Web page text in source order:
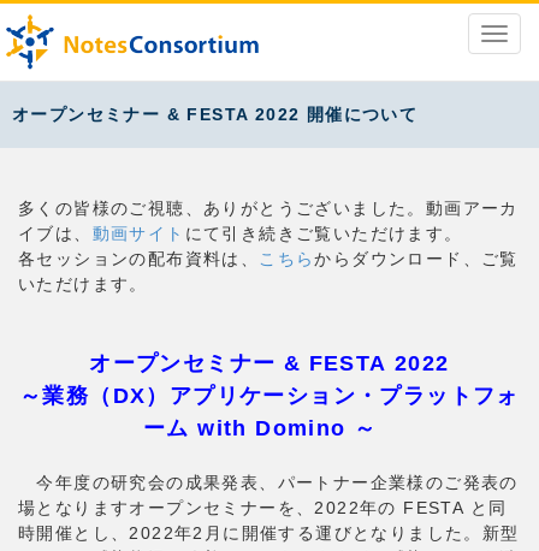
オープンセミナー & FESTA 2022 開催について
多くの皆様のご視聴、ありがとうございました。動画アーカ
イブは、 動画サイト にて引き続きご覧いただけます。
各セッションの配布資料は、
こちらからダウンロード、ご覧
いただけます。
オープンセミナー & FESTA 2022
～業務（DX）アプリケーション・プラットフォ
ーム with Domino ～
今年度の研究会の成果発表、パートナー企業様のご発表の
場となりますオープンセミナーを、2022年の FESTA と同
時開催とし、2022年2月に開催する運びとなりました。新型